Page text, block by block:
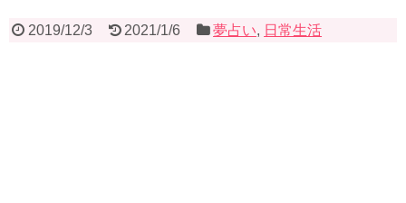
2019/12/3 2021/1/6 夢占い, 日常生活